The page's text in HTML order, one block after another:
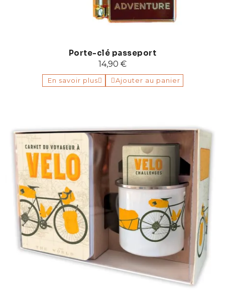
Porte-clé passeport
14,90 €
En savoir plus Ajouter au panier